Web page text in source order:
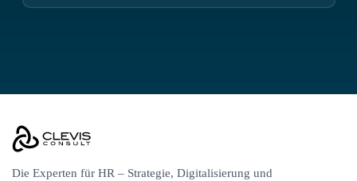
Die Experten für HR – Strategie, Digitalisierung und